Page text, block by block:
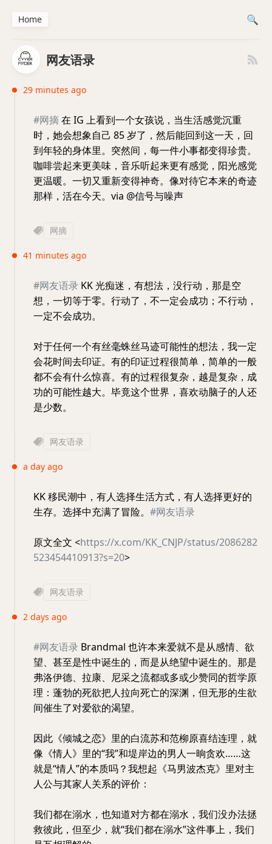
网友语录
29 minutes ago
#网摘在 IG 上看到一个女孩说，当生活感觉沉重
时，她会想象自己 85 岁了，然后能回到这一天，回
到年轻的身体里。突然间，每一件小事都变得珍贵。
咖啡尝起来更美味，音乐听起来更有感觉，阳光感觉
更温暖。一切又重新变得神奇。像对待它本来的奇迹
那样，活在今天。via @信号与噪声
网摘
41 minutes ago
#网友语录 KK 光痴迷，有想法，没行动，那是空
想，一切等于零。行动了，不一定会成功；不行动，
一定不会成功。
对于任何一个有丝毫蛛丝马迹可能性的想法，我一定
会花时间去印证。有的印证过程很简单，简单的一般
都不会有什么惊喜。有的过程很复杂，越是复杂，成
功的可能性越大。毕竟这个世界，喜欢动脑子的人还
是少数。
网友语录
a day ago
KK 移民潮中，有人选择生活方式，有人选择更好的
生存。选择中充满了冒险。 #网友语录
原文全文 <https://x.com/KK_CNJP/status/2086282
523454410913?s=20>
网友语录
2 days ago
#网友语录 Brandmal 也许本来爱就不是从感情、欲
望、甚至是性中诞生的，而是从绝望中诞生的。那是
弗洛伊德、拉康、尼采之流都或多或少赞同的哲学原
理：蓬勃的死欲把人拉向死亡的深渊，但无形的生欲
间催生了对爱欲的渴望。
因此《倾城之恋》里的白流苏和范柳原喜结连理，就
像《情人》里的“我”和堤岸边的男人一晌贪欢……这
就是“情人”的本质吗？我想起《马男波杰克》里对主
人公与其家人关系的评价：
我们都在溺水，也知道对方都在溺水，我们没办法拯
救彼此，但至少，就“我们都在溺水”这件事上，我们
Home